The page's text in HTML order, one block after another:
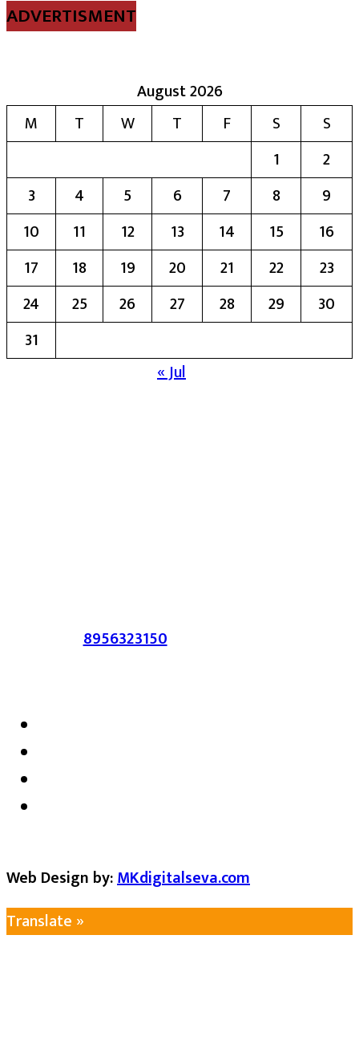
ADVERTISMENT
August 2026
M
T W T F S
S
1
2
3
4 5 6 7 8
9
10
11 12 13 14 15
16
17
18 19 20 21 22
23
24
25 26 27 28 29
30
31
« Jul
संपर्क :-8956323150/ ईमेल :-
Web Design by:MKdigitalseva.com
Translate »